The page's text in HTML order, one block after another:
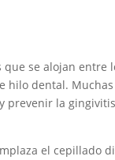
se alojan entre
hilo dental. Muchas
prevenir la
el cepillado